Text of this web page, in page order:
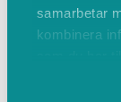
samarbetar
kombinera
HITTA HIT
Södra